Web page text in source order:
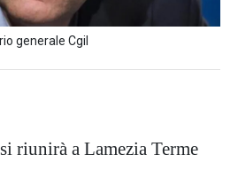
generale Cgil
riunirà a Lamezia Terme